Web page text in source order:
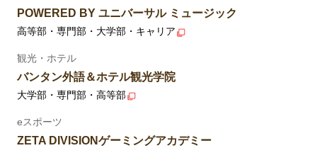
POWERED BY ユニバーサル ミュージック
高等部・専門部・大学部・キャリア
観光・ホテル
バンタン外語＆ホテル観光学院
大学部・専門部・高等部
eスポーツ
ZETA DIVISIONゲーミングアカデミー